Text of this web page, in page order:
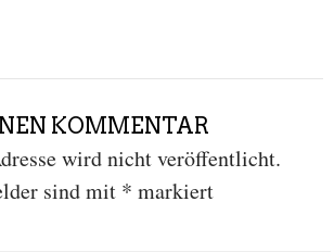
KOMMENTAR
wird nicht veröffentlicht.
sind mit * markiert